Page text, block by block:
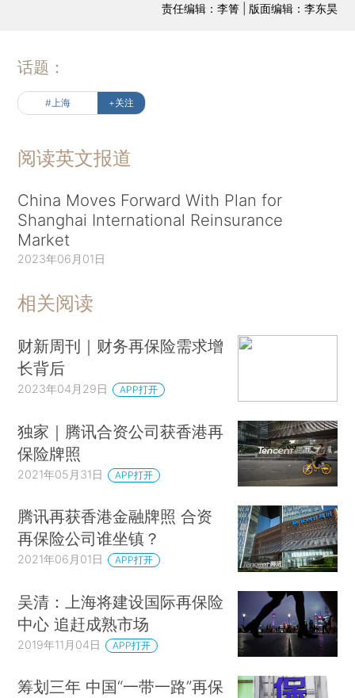
责任编辑：李箐 | 版面编辑：李东昊
话题：
#上海 +关注
阅读英文报道
China Moves Forward With Plan for
Shanghai International Reinsurance
Market
2023年06月01日
相关阅读
财新周刊｜财务再保险需求增
长背后
2023年04月29日 APP打开
独家｜腾讯合资公司获香港再
保险牌照
2021年05月31日 APP打开
腾讯再获香港金融牌照 合资
再保险公司谁坐镇？
2021年06月01日 APP打开
吴清：上海将建设国际再保险
中心 追赶成熟市场
2019年11月04日 APP打开
筹划三年 中国“一带一路”再保